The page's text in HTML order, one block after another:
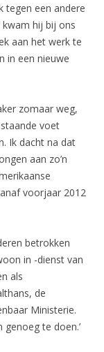
tegen een andere
hij bij ons
aan het werk te
in een nieuwe
zomaar weg,
voet
Ik dacht na dat
aan zo’n
voorjaar 2012
betrokken
in -dienst van
als
de
Ministerie.
genoeg te doen.’